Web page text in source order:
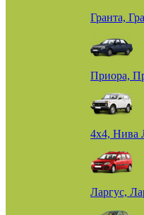
Гранта,
Приора,
4х4, Нива
Ларгус,